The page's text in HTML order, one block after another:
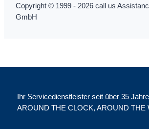
Copyright © 1999 - 2026 call us
GmbH
Ihr Servicedienstleister seit über 35
AROUND THE CLOCK, AROUND THE